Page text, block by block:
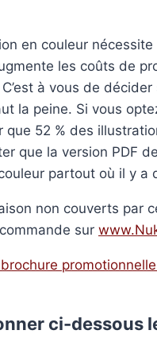
en couleur
les coûts de
à vous de
la peine. Si vous
que 52 % des
que la version PDF
partout où il y a
non couverts par
sur
ci-dessous